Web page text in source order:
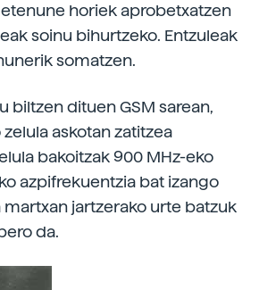
horiek aprobetxatzen
soinu bihurtzeko. Entzuleak
somatzen.
biltzen dituen GSM sarean,
askotan zatitzea
bakoitzak 900 MHz-eko
azpifrekuentzia bat izango
martxan jartzerako urte batzuk
da.